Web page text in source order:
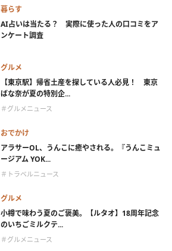
暮らす
AI占いは当たる？ 実際に使った人の口コミをア
ンケート調査
グルメ
【東京駅】帰省土産を探している人必見！ 東京
ばな奈が夏の特別企...
＃グルメニュース
おでかけ
アラサーOL、うんこに癒やされる。『うんこミュ
ージアム YOK...
＃トラベルニュース
グルメ
小樽で味わう夏のご褒美。【ルタオ】18周年記念
のいちごミルクテ...
＃グルメニュース